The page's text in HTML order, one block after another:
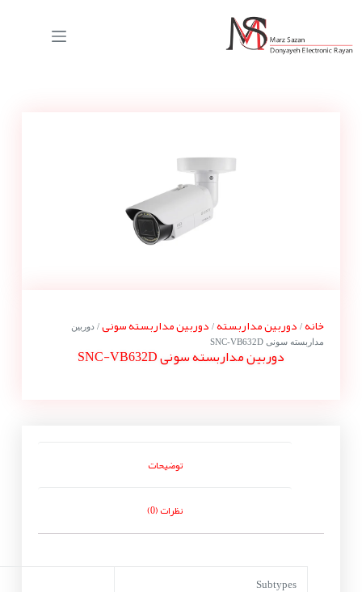
خانه/ دوربین مداربسته/ دوربین مداربسته سونی/ دوربین
مداربسته سونی SNC-VB632D
دوربین مداربسته سونی SNC-VB632D
توضیحات
نظرات (0)
Subtypes